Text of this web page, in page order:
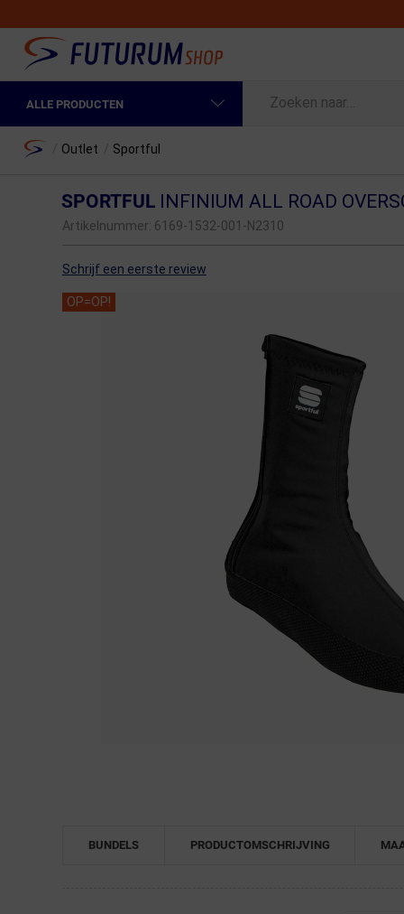
ALLE PRODUCTEN
Fietskleding Heren
Fietsonderdelen
Fietsonderhoud
Home Outlet Sportful
SPORTFULINFINIUM ALL ROAD
Artikelnummer: 6169-1532-001-N2310
Schrijf een eerste review
OP=OP!
BUNDELS PRODUCTOMSCHRIJVING